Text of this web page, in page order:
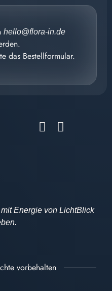
hello@flora-in.de
das Bestellformular.
Energie von LichtBlick
vorbehalten